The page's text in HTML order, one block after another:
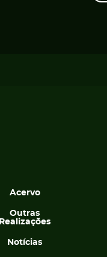
Acervo
Outras
Realizações
Notícias